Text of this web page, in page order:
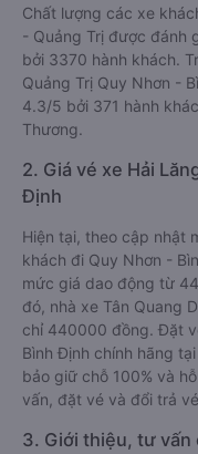
Chất lượng các xe
- Quảng Trị được đánh
bởi 3370 hành khách.
Quảng Trị Quy Nhơn -
4.3/5 bởi 371 hành
Thương.
2. Giá vé xe Hải
Định
Hiện tại, theo cập nhật
khách đi Quy Nhơn -
mức giá dao động từ
đó, nhà xe Tân Quang
chỉ 440000 đồng. Đặt
Bình Định chính hãng tại
bảo giữ chỗ 100% và
vấn, đặt vé và đổi trả
3. Giới thiệu, tư vấn